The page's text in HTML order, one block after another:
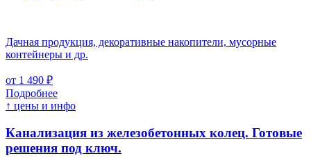
Дачная продукция, декоративные накопители, мусорные
контейнеры и др.
от 1 490 ₽
Подробнее
↑ цены и инфо
Канализация из железобетонных колец. Готовые
решения под ключ.